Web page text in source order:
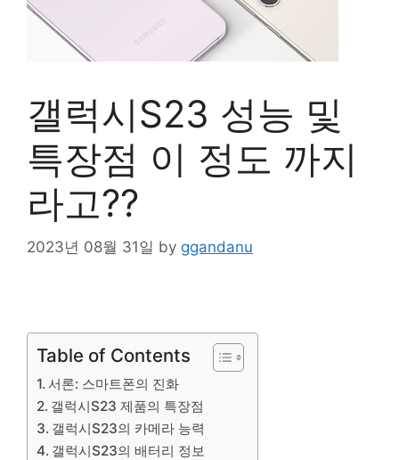
갤럭시S23 성능 및
특장점 이 정도 까지
라고??
2023년 08월 31일 by ggandanu
Table of Contents
서론: 스마트폰의 진화
갤럭시S23 제품의 특장점
갤럭시S23의 카메라 능력
갤럭시S23의 배터리 정보